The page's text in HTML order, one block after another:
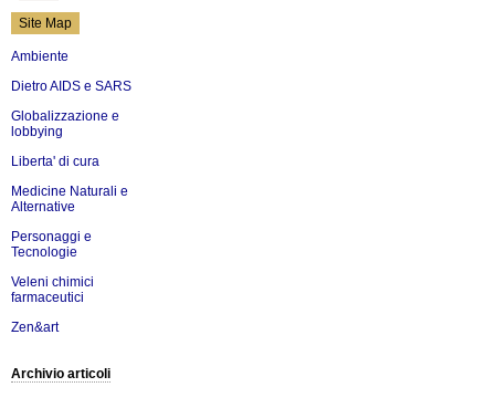
Site Map
Ambiente
Dietro AIDS e SARS
Globalizzazione e
lobbying
Liberta' di cura
Medicine Naturali e
Alternative
Personaggi e
Tecnologie
Veleni chimici
farmaceutici
Zen&art
Archivio articoli